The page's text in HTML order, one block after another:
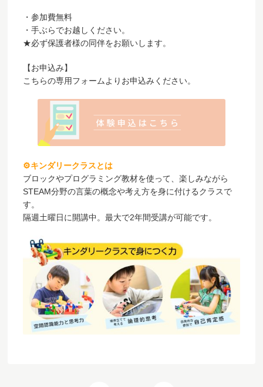
・参加費無料
・手ぶらでお越しください。
★必ず保護者様の同伴をお願いします。
【お申込み】
こちらの専用フォームよりお申込みください。
⚙キンダリークラスとは
ブロックやプログラミング教材を使って、楽しみながら
STEAM分野の言葉の概念や考え方を身に付けるクラスで
す。
隔週土曜日に開講中。最大で2年間受講が可能です。